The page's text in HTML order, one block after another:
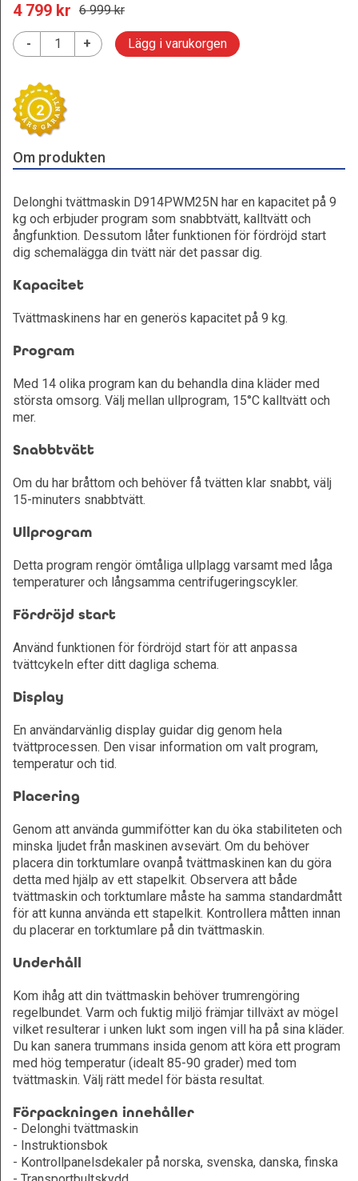
4 799 kr 6 999 kr
- + Lägg i varukorgen
2
Om produkten
Delonghi tvättmaskin D914PWM25N har en kapacitet på 9
kg och erbjuder program som snabbtvätt, kalltvätt och
ångfunktion. Dessutom låter funktionen för fördröjd start
dig schemalägga din tvätt när det passar dig.
Kapacitet
Tvättmaskinens har en generös kapacitet på 9 kg.
Program
Med 14 olika program kan du behandla dina kläder med
största omsorg. Välj mellan ullprogram, 15°C kalltvätt och
mer.
Snabbtvätt
Om du har bråttom och behöver få tvätten klar snabbt, välj
15-minuters snabbtvätt.
Ullprogram
Detta program rengör ömtåliga ullplagg varsamt med låga
temperaturer och långsamma centrifugeringscykler.
Fördröjd start
Använd funktionen för fördröjd start för att anpassa
tvättcykeln efter ditt dagliga schema.
Display
En användarvänlig display guidar dig genom hela
tvättprocessen. Den visar information om valt program,
temperatur och tid.
Placering
Genom att använda gummifötter kan du öka stabiliteten och
minska ljudet från maskinen avsevärt. Om du behöver
placera din torktumlare ovanpå tvättmaskinen kan du göra
detta med hjälp av ett stapelkit. Observera att både
tvättmaskin och torktumlare måste ha samma standardmått
för att kunna använda ett stapelkit. Kontrollera måtten innan
du placerar en torktumlare på din tvättmaskin.
Underhåll
Kom ihåg att din tvättmaskin behöver trumrengöring
regelbundet. Varm och fuktig miljö främjar tillväxt av mögel
vilket resulterar i unken lukt som ingen vill ha på sina kläder.
Du kan sanera trummans insida genom att köra ett program
med hög temperatur (idealt 85-90 grader) med tom
tvättmaskin. Välj rätt medel för bästa resultat.
Förpackningen innehåller
- Delonghi tvättmaskin
- Instruktionsbok
- Kontrollpanelsdekaler på norska, svenska, danska, finska